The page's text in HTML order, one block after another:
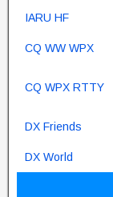
IARU HF
CQ WW WPX
CQ WPX RTTY
DX Friends
DX World